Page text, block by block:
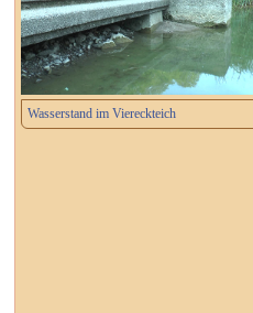
Wasserstand im Viereckteich